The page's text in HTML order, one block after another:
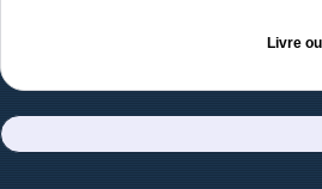
Livre